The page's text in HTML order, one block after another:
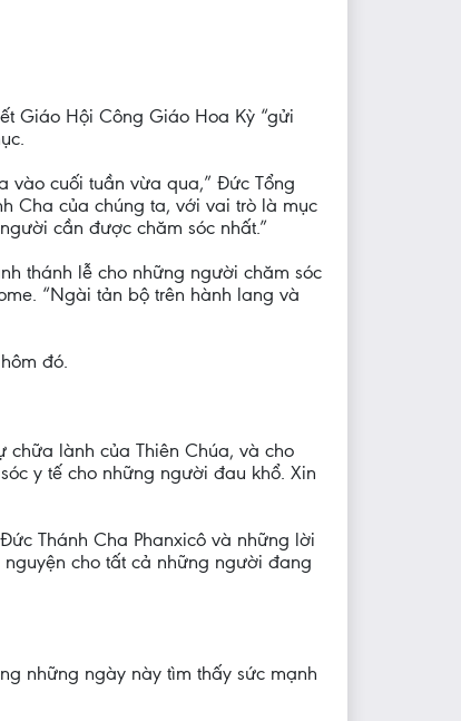
Giáo Hội Công Giáo Hoa Kỳ “gửi
vào cuối tuần vừa qua,” Đức Tổng
Cha của chúng ta, với vai trò là mục
cần được chăm sóc nhất.”
thánh lễ cho những người chăm sóc
“Ngài tản bộ trên hành lang và
đó.
lành của Thiên Chúa, và cho
y tế cho những người đau khổ. Xin
Thánh Cha Phanxicô và những lời
cho tất cả những người đang
những ngày này tìm thấy sức mạnh